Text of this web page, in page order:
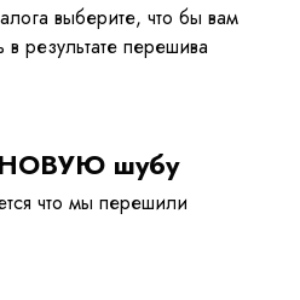
выберите, что бы вам
в результате перешива
НОВУЮ шубу
что мы перешили